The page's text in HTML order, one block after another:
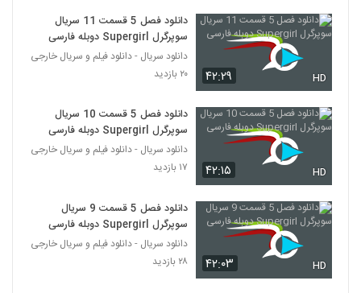
۴۲:۲۹ HD
دانلود فصل 5 قسمت 11 سریال
سوپرگرل Supergirl دوبله فارسی
دانلود سریال - دانلود فیلم و سریال خارجی
۲۰ بازدید
۴۲:۱۵ HD
دانلود فصل 5 قسمت 10 سریال
سوپرگرل Supergirl دوبله فارسی
دانلود سریال - دانلود فیلم و سریال خارجی
۱۷ بازدید
۴۲:۰۳ HD
دانلود فصل 5 قسمت 9 سریال
سوپرگرل Supergirl دوبله فارسی
دانلود سریال - دانلود فیلم و سریال خارجی
۲۸ بازدید